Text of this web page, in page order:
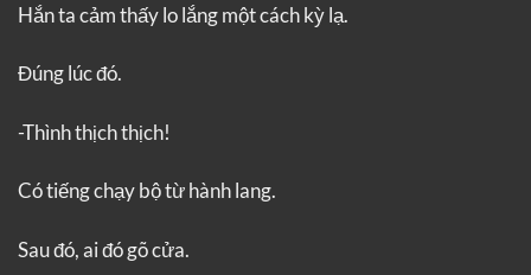
Hắn ta cảm thấy lo lắng một cách kỳ lạ.
Đúng lúc đó.
-Thình thịch thịch!
Có tiếng chạy bộ từ hành lang.
Sau đó, ai đó gõ cửa.